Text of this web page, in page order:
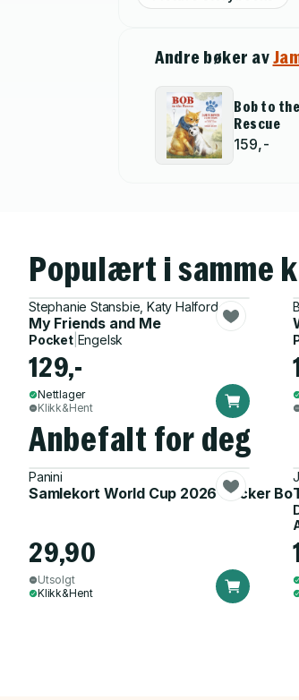
Andre bøker av
Bob to the
Rescue
159,-
Populært i samme
Stephanie Stansbie, Katy Halford
My Friends and Me
Pocket| Engelsk
129,-
Nettlager
Klikk&Hent
Anbefalt for deg
Panini
Samlekort World Cup 2026 Sticker
29,90
Utsolgt
Klikk&Hent